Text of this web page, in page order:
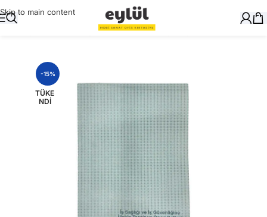
Skip to main content
Okul Gereçleri/Defter ve Kitap Kapları
-15%
TÜKE
NDI